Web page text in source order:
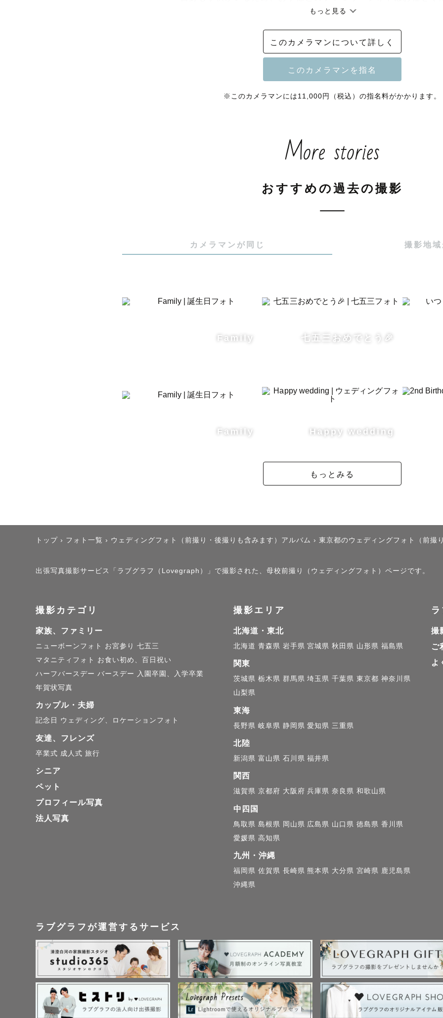
◾️青と緑の爽やかな写真が得意です！
◾️関西出身のため、お話ししながら肩肘張らず自然体に撮影を進め
〜〜〜〜〜〜〜〜〜〜〜〜〜〜〜〜〜〜〜〜〜〜〜〜〜〜〜〜〜
関東Lovegrapherのうっきょです！
□私自身人と関わることが好きなので、どんどんお話させていただ
一緒に楽しい時間にしましょう！！📸😊
りますので、
出身：大阪
時、、
暖かい気持ちになりませんか？
また、写真には、忙しない日々の生活で忘れてしまっている、身
謝など、大切な気持ちを思い出させてくれる力があると思ってい
だからこそ、一つ一つの瞬間を写真という形に残したいと強く思っ
撮影した写真が時を経て、ゲスト様が見返した時に、懐かしさ・愛
れるかけがえのない宝物になることを願っています。
そんな思い出の瞬間を切り取るカメラマンになりたい。
そんな想いで、Lovegraphに入りました。
【撮影について】
ご希望の撮影イメージや、依頼いただいた背景などを事前にお伺い
ご希望は何でもおっしゃってくださいね！
○撮影後
写真は１〜２週間以内に納品します。1枚1枚、気持ちを込めて編
す！
納品枚数は75~150枚程度で、状況により前後します。
もっと見る
このカメラマンについて詳しく
※このカメラマンには11,000円（税込）の指名料がかかります。
More stories
おすすめの過去の撮影
カメラマンが同じ 撮影地域
Family 七五三おめでとう🎉
Family Happy wedding
もっとみる
トップ › フォト一覧 › ウェディングフォト（前撮り・後撮りも含みます）アルバム › 東京都のウェディングフォト（前撮
出張写真撮影サービス「ラブグラフ（Lovegraph）」で撮影された、母校前撮り（ウェディングフォト）ページです。
撮影カテゴリ
家族、ファミリー
ニューボーンフォト お宮参り 七五三
マタニティフォト
お食い初め、百日祝い
ハーフバースデー バースデー
入園卒園、入学卒業
年賀状写真
カップル・夫婦
記念日 ウェディング、ロケーションフォト
友達、フレンズ
卒業式 成人式 旅行
シニア
ペット
プロフィール写真
法人写真
撮影エリア
北海道・東北
北海道 青森県 岩手県 宮城県 秋田県 山形県 福島県
関東
茨城県 栃木県 群馬県 埼玉県 千葉県 東京都 神奈川県
山梨県
東海
長野県 岐阜県 静岡県 愛知県 三重県
北陸
新潟県 富山県 石川県 福井県
関西
滋賀県 京都府 大阪府 兵庫県 奈良県 和歌山県
中四国
鳥取県 島根県 岡山県 広島県 山口県 徳島県 香川県
愛媛県 高知県
九州・沖縄
福岡県 佐賀県 長崎県 熊本県 大分県 宮崎県 鹿児島県
沖縄県
撮
ご
よ
ラブグラフが運営するサービス